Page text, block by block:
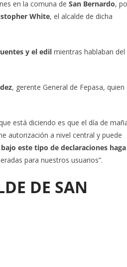
en la comuna de San Bernardo,
White, el alcalde de dicha
y el edil mientras hablaban del
, gerente General de Fepasa, quien
está diciendo es que el día de
autorización a nivel central y puede
este tipo de declaraciones
para nuestros usuarios”.
DE SAN